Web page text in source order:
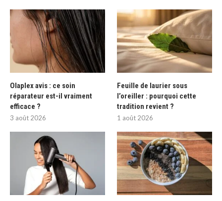
Olaplex avis : ce soin
réparateur est-il vraiment
efficace ?
3 août 2026
Feuille de laurier sous
l’oreiller : pourquoi cette
tradition revient ?
1 août 2026